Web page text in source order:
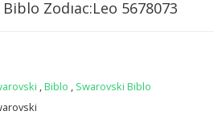
Zodıac:Leo 5678073
,Biblo , Swarovski Biblo